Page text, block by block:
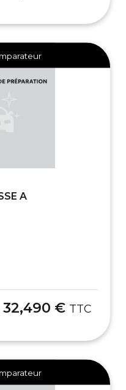
A
32,490 € TTC